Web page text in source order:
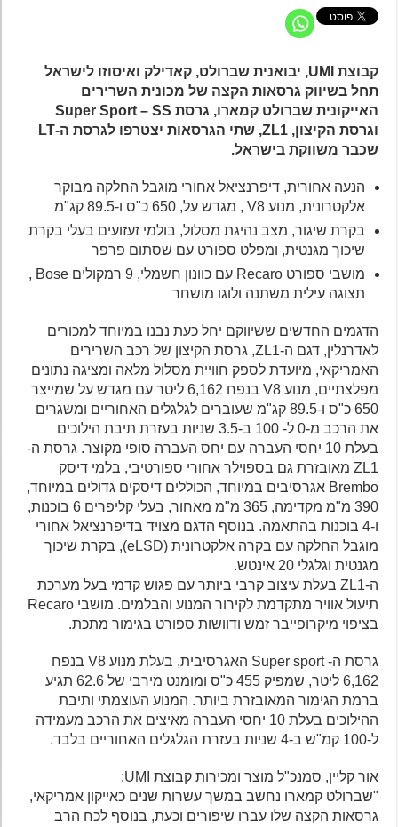
קבוצת UMI, יבואנית שברולט, קאדילק ואיסוזו לישראל
תחל בשיווק גרסאות הקצה של מכונית השרירים
האייקונית שברולט קמארו, גרסת Super Sport – SS
וגרסת הקיצון, ZL1, שתי הגרסאות יצטרפו לגרסת ה-LT
שכבר משווקת בישראל.
הנעה אחורית, דיפרנציאל אחורי מוגבל החלקה מבוקר
אלקטרונית, מנוע V8 , מגדש על, 650 כ"ס ו-89.5 קג"מ
בקרת שיגור, מצב נהיגת מסלול, בולמי זעזועים בעלי בקרת
שיכוך מגנטית, ומפלט ספורט עם שסתום פרפר
מושבי ספורט Recaro עם כוונון חשמלי, 9 רמקולים Bose ,
תצוגה עילית משתנה ולוגו מושחר
הדגמים החדשים ששיווקם יחל כעת נבנו במיוחד למכורים
לאדרנלין, דגם ה-ZL1, גרסת הקיצון של רכב השרירים
האמריקאי, מיועדת לספק חוויית מסלול מלאה ומציגה נתונים
מפלצתיים, מנוע V8 בנפח 6,162 ליטר עם מגדש על שמייצר
650 כ"ס ו-89.5 קג"מ שעוברים לגלגלים האחוריים ומשגרים
את הרכב מ-0 ל- 100 ב-3.5 שניות בעזרת תיבת הילוכים
בעלת 10 יחסי העברה עם יחס העברה סופי מקוצר. גרסת ה-
ZL1 מאובזרת גם בספוילר אחורי ספורטיבי, בלמי דיסק
Brembo אגרסיבים במיוחד, הכוללים דיסקים גדולים במיוחד,
390 מ"מ מקדימה, 365 מ"מ מאחור, בעלי קליפרים 6 בוכנות,
ו-4 בוכנות בהתאמה. בנוסף הדגם מצויד בדיפרנציאל אחורי
מוגבל החלקה עם בקרה אלקטרונית (eLSD), בקרת שיכוך
מגנטית וגלגלי 20 אינטש.
ה-ZL1 בעלת עיצוב קרבי ביותר עם פגוש קדמי בעל מערכת
תיעול אוויר מתקדמת לקירור המנוע והבלמים. מושבי Recaro
בציפוי מיקרופייבר זמש ודוושות ספורט בגימור מתכת.
גרסת ה- Super sport האגרסיבית, בעלת מנוע V8 בנפח
6,162 ליטר, שמפיק 455 כ"ס ומומנט מירבי של 62.6 תגיע
ברמת הגימור המאובזרת ביותר. המנוע העוצמתי ותיבת
ההילוכים בעלת 10 יחסי העברה מאיצים את הרכב מעמידה
אור קליין, סמנכ"ל מוצר ומכירות קבוצת UMI:
"שברולט קמארו נחשב במשך עשרות שנים כאייקון אמריקאי,
גרסאות הקצה שלו עברו שיפורים וכעת, בנוסף לכח הרב